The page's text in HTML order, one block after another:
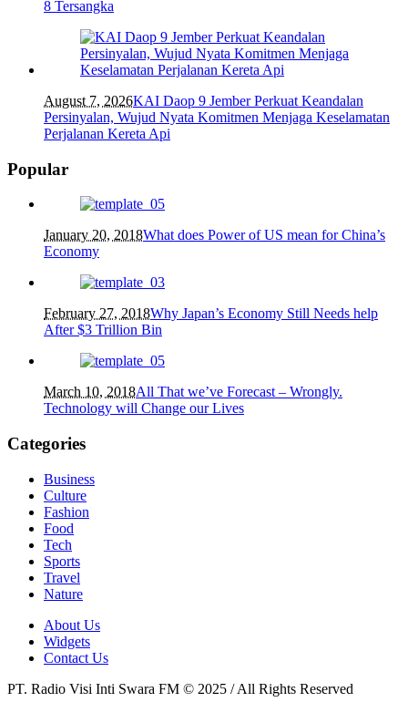
8 Tersangka
August 7, 2026KAI Daop 9 Jember Perkuat Keandalan
Persinyalan, Wujud Nyata Komitmen Menjaga Keselamatan
Perjalanan Kereta Api
Popular
January 20, 2018What does Power of US mean for China’s
Economy
February 27, 2018Why Japan’s Economy Still Needs help
After $3 Trillion Bin
March 10, 2018All That we’ve Forecast – Wrongly.
Technology will Change our Lives
Categories
Business
Culture
Fashion
Food
Tech
Sports
Travel
Nature
About Us
Widgets
Contact Us
PT. Radio Visi Inti Swara FM © 2025 / All Rights Reserved